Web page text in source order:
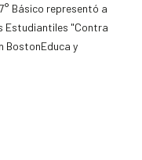
Básico representó a
Estudiantiles "Contra
BostonEduca y